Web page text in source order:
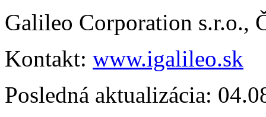
Galileo Corporation s.r.o.,
Kontakt: www.igalileo.sk
Posledná aktualizácia: